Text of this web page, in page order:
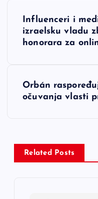
N
c
Influenceri i
izraelsku vladu
honorara za
Orbán
očuvanja vlasti
Related Posts